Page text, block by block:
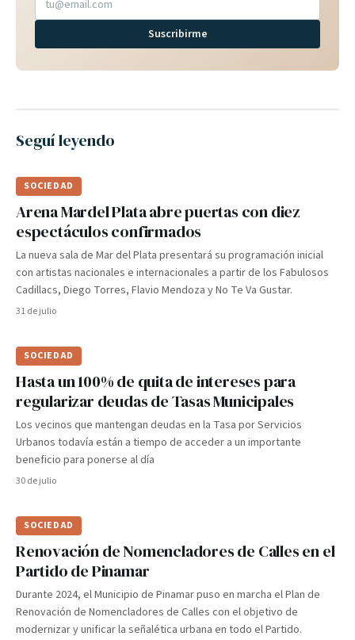
Suscribirme
Seguí leyendo
SOCIEDAD
Arena Mardel Plata abre puertas con diez
espectáculos confirmados
La nueva sala de Mar del Plata presentará su programación inicial
con artistas nacionales e internacionales a partir de los Fabulosos
Cadillacs, Diego Torres, Flavio Mendoza y No Te Va Gustar.
31 de julio
SOCIEDAD
Hasta un 100% de quita de intereses para
regularizar deudas de Tasas Municipales
Los vecinos que mantengan deudas en la Tasa por Servicios
Urbanos todavía están a tiempo de acceder a un importante
beneficio para ponerse al día
30 de julio
SOCIEDAD
Renovación de Nomencladores de Calles en el
Partido de Pinamar
Durante 2024, el Municipio de Pinamar puso en marcha el Plan de
Renovación de Nomencladores de Calles con el objetivo de
modernizar y unificar la señalética urbana en todo el Partido.